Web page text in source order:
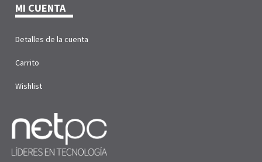
MI CUENTA
Detalles de la cuenta
Carrito
Wishlist